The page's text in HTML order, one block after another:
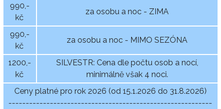
990,-
kč
za osobu a noc - ZIMA
990,-
kč
za osobu a noc - MIMO SEZÓNA
1200,-
kč
SILVESTR: Cena dle počtu osob a nocí,
minimálně však 4 noci.
Ceny platné pro rok 2026 (od 15.1.2026 do 31.8.2026)
-----------------------------------------------------------